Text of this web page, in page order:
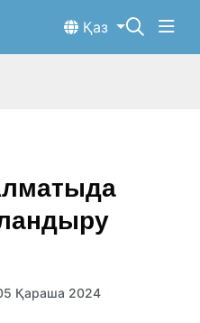
Қаз
Қараша 2024